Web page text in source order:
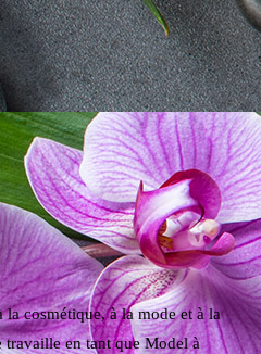
cosmétique, à la mode et à la
travaille en tant que Model à